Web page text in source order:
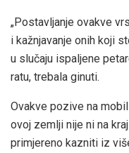
„Postavljanje ovakve
i kažnjavanje onih koji
u slučaju ispaljene
ratu, trebala ginuti.
Ovakve pozive na
ovoj zemlji nije ni na
primjereno kazniti iz